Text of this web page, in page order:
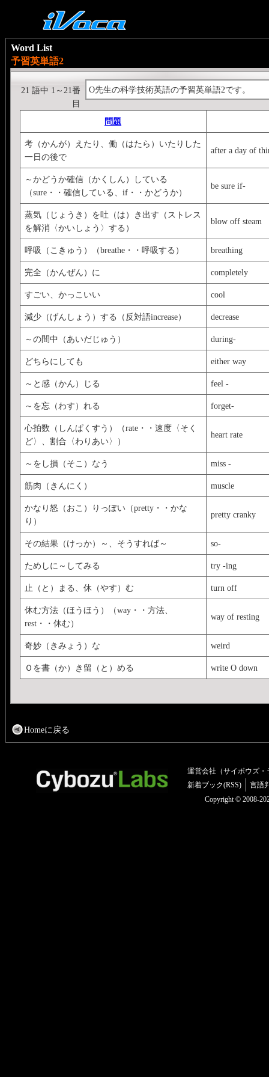
Word List
予習英単語2
O先生の科学技術英語の予習英単語2です。
21 語中 1～21番
目
問題
考（かんが）えたり、働（はたら）いたりした
一日の後で
after a day of
～かどうか確信（かくしん）している
（sure・・確信している、if・・かどうか）
be sure if-
蒸気（じょうき）を吐（は）き出す（ストレス
を解消〈かいしょう〉する）
blow off steam
呼吸（こきゅう）（breathe・・呼吸する） breathing
完全（かんぜん）に completely
すごい、かっこいい cool
減少（げんしょう）する（反対語increase） decrease
～の間中（あいだじゅう） during-
どちらにしても either way
～と感（かん）じる feel -
～を忘（わす）れる forget-
心拍数（しんぱくすう）（rate・・速度〈そく
ど〉、割合〈わりあい〉）
heart rate
～をし損（そこ）なう miss -
筋肉（きんにく） muscle
かなり怒（おこ）りっぽい（pretty・・かな
り）
pretty cranky
その結果（けっか）～、そうすれば～ so-
ためしに～してみる try -ing
止（と）まる、休（やす）む turn off
休む方法（ほうほう）（way・・方法、
rest・・休む）
way of resting
奇妙（きみょう）な weird
Ｏを書（か）き留（と）める write O down
Homeに戻る
運営会社（サイボウズ・
新着ブック(RSS)
言語
Copyright © 2008-